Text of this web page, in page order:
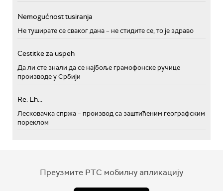
Nemogućnost tusiranja
Не туширате се сваког дана – не стидите се, то је здраво
Cestitke za uspeh
Да ли сте знали да се најбоље грамофонске ручице
производе у Србији
Re: Eh...
Лесковачка спржа – производ са заштићеним географским
пореклом
Преузмите РТС мобилну апликацију